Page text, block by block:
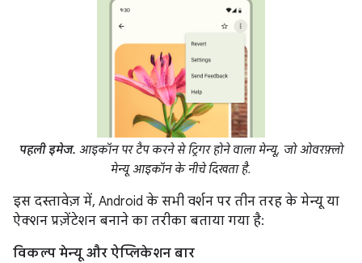
पहली इमेज. आइकॉन पर टैप करने से ट्रिगर होने वाला मेन्यू, जो ओवरफ़्लो
मेन्यू आइकॉन के नीचे दिखता है.
इस दस्तावेज़ में, Android के सभी वर्शन पर तीन तरह के मेन्यू या
ऐक्शन प्रज़ेंटेशन बनाने का तरीका बताया गया है:
विकल्प मेन्यू और ऐप्लिकेशन बार